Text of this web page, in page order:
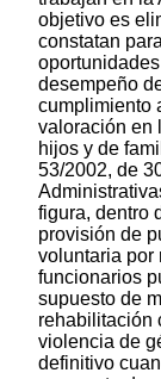
objetivo es
constatan
desempeño
cumplimiento
valoración en
hijos y de
53/2002, de
figura, dentro
provisión de
voluntaria por
funcionarios
supuesto de
rehabilitación
violencia de
definitivo